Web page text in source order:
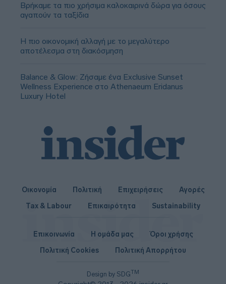
Βρήκαμε τα πιο χρήσιμα καλοκαιρινά δώρα για όσους
αγαπούν τα ταξίδια
Η πιο οικονομική αλλαγή με το μεγαλύτερο
αποτέλεσμα στη διακόσμηση
Balance & Glow: Ζήσαμε ένα Exclusive Sunset
Wellness Experience στο Athenaeum Eridanus
Luxury Hotel
Οικονομία Πολιτική Επιχειρήσεις
Αγορές
Tax & Labour
Επικαιρότητα Sustainability
Design by SDGTM
Επικοινωνία Η ομάδα μας
Όροι χρήσης
Πολιτική Cookies
Πολιτική Απορρήτου